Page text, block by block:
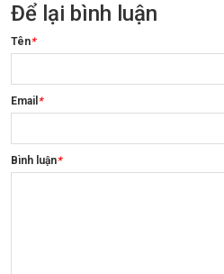
Để lại bình luận
Tên*
Email *
Bình luận*